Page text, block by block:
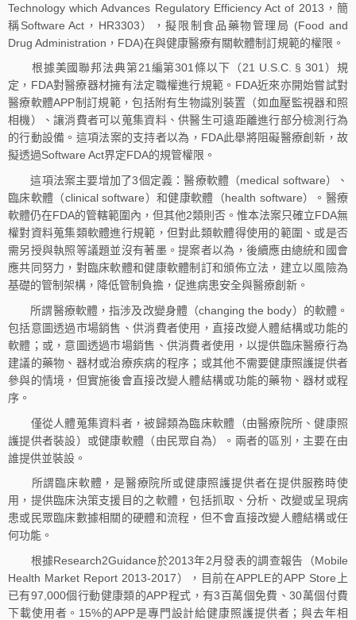
Technology which Advances Regulatory Efficiency Act of 2013，簡
稱Software Act，HR3303），擬限制食品藥物管理局 (Food and
Drug Administration，FDA)在與健康醫療有關軟體制訂規範的權限。
根據美國聯邦法典第21編第301條以下（21 U.S.C. § 301）規
定，FDA對醫療器材擁有法定職權進行規範。FDA近來亦開始嘗試對
醫療軟體APP制訂規範，包括附有生物識別裝置（如血壓監視器和照
相機）、讓消費者可以蒐集資料、供醫生可遠距離進行部分檢測行為
的行動設備。這項法案的支持者以為，FDA此舉將阻礙醫療創新，故
擬透過Software Act界定FDA的規管權限。
這項法案主要增加了3個定義：醫療軟體（medical software）、
臨床軟體（clinical software）和健康軟體（health software）。醫療
軟體仍在FDA的管轄範圍內，但其他2類則否。惟本法案只確立FDA無
權對資料蒐集類軟體進行規範，但對此類軟體得使用的範圍、或是否
需另授與執照等議題並沒有著墨。提案者以為，後續應由總統和國會
應共同努力，對臨床軟體和健康軟體制訂和頒佈立法，建立以風險為
基礎的管制架構，降低管制負擔，促進病患安全與醫療創新。
所謂醫療軟體，指涉及改變身體（changing the body）的軟體。
包括意圖透過市場銷售、供消費者使用，直接改變人體結構或功能的
軟體；或，意圖透過市場銷售、供消費者使用，以提供臨床醫療行為
建議的藥物、器材或治療疾病的程序；或其他不需要健康照護提供者
參與的情境，但實施後會直接改變人體結構或功能的藥物、器材或程
序。
僅從人體蒐集資料者，被歸類為臨床軟體（由醫療院所、健康照
護提供者裝設）或健康軟體（由民眾自為）。兩者的區別，主要在由
誰提供並裝設。
所謂臨床軟體，是醫療院所或健康照護提供者在提供服務時使
用，提供臨床決策支援目的之軟體，包括抓取、分析、改變或呈現病
患或民眾臨床數據相關的硬體和流程，但不會直接改變人體結構或任
何功能。
根據Research2Guidance於2013年2月發表的調查報告（Mobile
Health Market Report 2013-2017），目前在APPLE的APP Store上
已有97,000個行動健康類的APP程式，有3百萬個免費、30萬個付費
下載使用者。15%的APP是專門設計給健康照護提供者；與去年相